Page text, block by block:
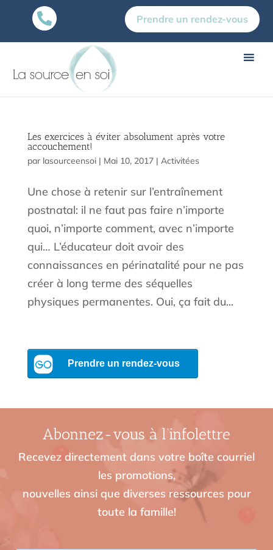
 Prendre un rendez-vous
Les exercices à éviter absolument après votre
accouchement!
par lasourceensoi| Mai 10, 2017| Activitées
Une chose à retenir sur l’entraînement
postnatal: il ne faut pas faire n’importe
quoi, n’importe comment, avec n’importe
qui… L’éducateur doit avoir des
connaissances en périnatalité pour ne pas
créer à long terme des séquelles
physiques permanentes. Oui, ça fait du...
Abonnez-vous à l’infolettre
Recevez directement dans votre boîte courriel
les promotions,
nouvelles ainsi que diverses ressources pour
toute la famille!